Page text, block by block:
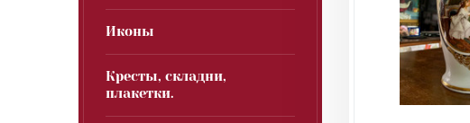
Иконы
Кресты, складни,
плакетки.